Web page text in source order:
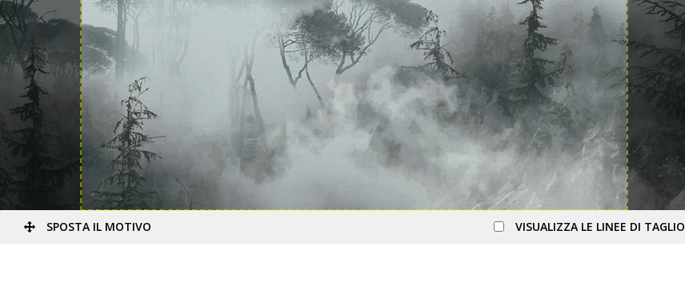
SPOSTA IL MOTIVO VISUALIZZA LE LINEE DI TAGLIO